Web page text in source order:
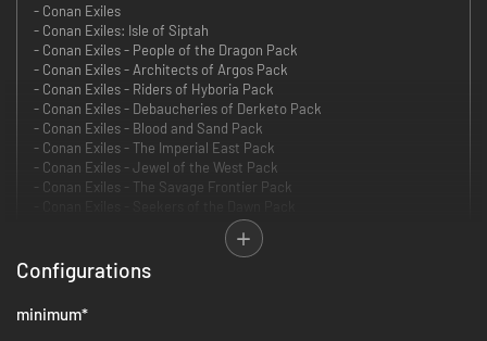
- Conan Exiles
- Conan Exiles: Isle of Siptah
- Conan Exiles - People of the Dragon Pack
- Conan Exiles - Architects of Argos Pack
- Conan Exiles - Riders of Hyboria Pack
- Conan Exiles - Debaucheries of Derketo Pack
- Conan Exiles - Blood and Sand Pack
- Conan Exiles - The Imperial East Pack
- Conan Exiles - Jewel of the West Pack
- Conan Exiles - The Savage Frontier Pack
- Conan Exiles - Treasures of Turan Pack
- Conan Exiles - The Riddle of Steel
Zorg dat je de complete Conan Exiles-ervaring te pakken krijgt met de
Configurations
minimum*